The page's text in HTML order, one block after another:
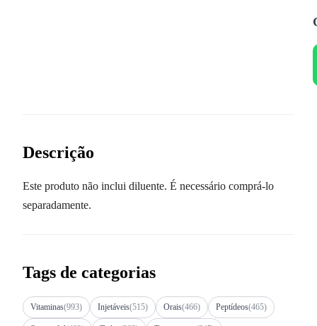
Descrição
Este produto não inclui diluente. É necessário comprá-lo
separadamente.
Tags de categorias
Vitaminas(993) Injetáveis(515) Orais(466) Peptídeos(465)